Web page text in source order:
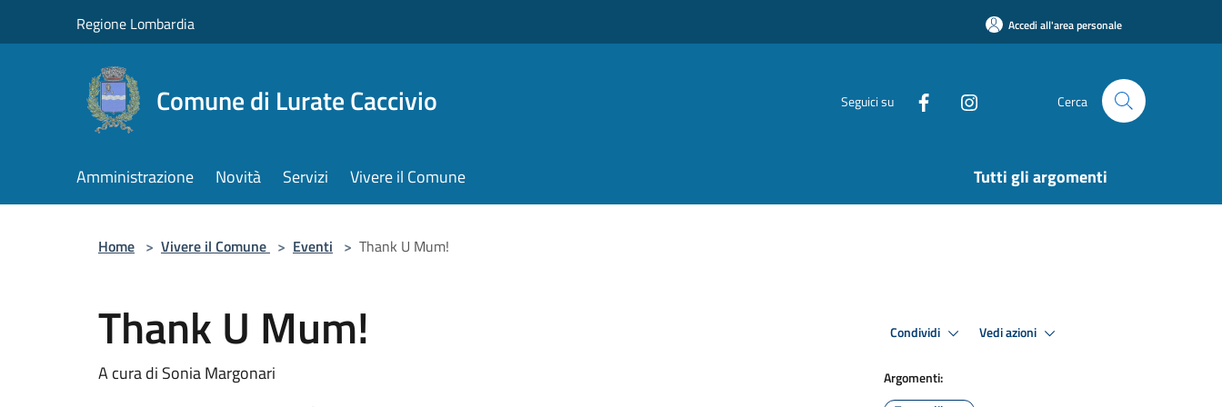
Regione Lombardia Accedi all'area personale
Comune di Lurate Caccivio Seguici su Cerca
Amministrazione Novità Servizi Vivere il Comune Tutti gli argomenti
Home > Vivere il Comune > Eventi > Thank U Mum!
Thank U Mum!
A cura di Sonia Margonari
Condividi Vedi azioni
Argomenti: